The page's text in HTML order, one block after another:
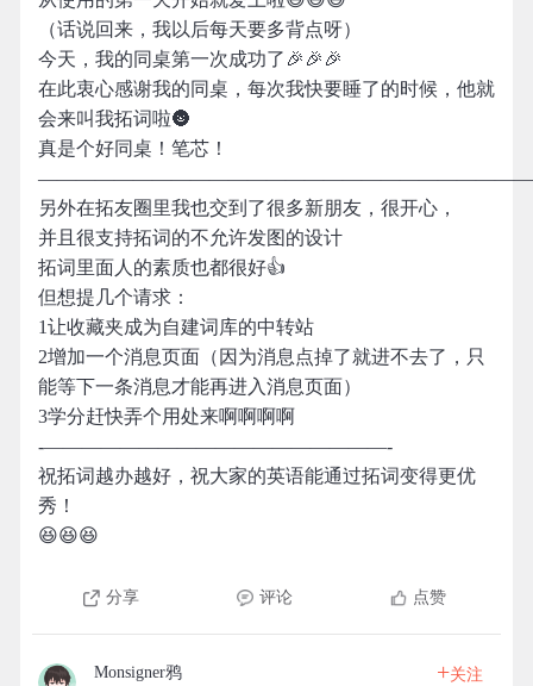
（话说回来，我以后每天要多背点呀）
今天，我的同桌第一次成功了🎉🎉🎉
在此衷心感谢我的同桌，每次我快要睡了的时候，他就
会来叫我拓词啦🌚
真是个好同桌！笔芯！
另外在拓友圈里我也交到了很多新朋友，很开心，
并且很支持拓词的不允许发图的设计
拓词里面人的素质也都很好👍
但想提几个请求：
1让收藏夹成为自建词库的中转站
2增加一个消息页面（因为消息点掉了就进不去了，只
能等下一条消息才能再进入消息页面）
3学分赶快弄个用处来啊啊啊啊
-——————————————————-
祝拓词越办越好，祝大家的英语能通过拓词变得更优
秀！
😆😆😆
分享 评论 点赞
Monsigner鸦 +关注